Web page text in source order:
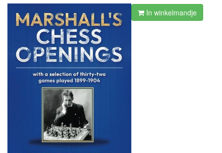
In winkelmandje